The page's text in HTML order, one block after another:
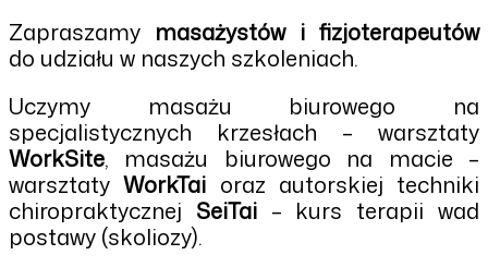
Zapraszamy masażystów i fizjoterapeutów
do udziału w naszych szkoleniach.
Uczymy masażu biurowego na
specjalistycznych krzesłach – warsztaty
WorkSite, masażu biurowego na macie –
warsztatyWorkTai oraz autorskiej techniki
chiropraktycznej SeiTai– kurs terapii wad
postawy (skoliozy).